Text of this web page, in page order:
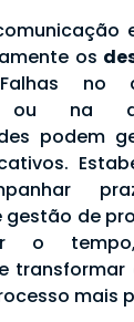
os
no
ou na
podem
gestão de
o
transformar
mais